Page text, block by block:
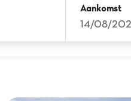
Aankomst
14/08/